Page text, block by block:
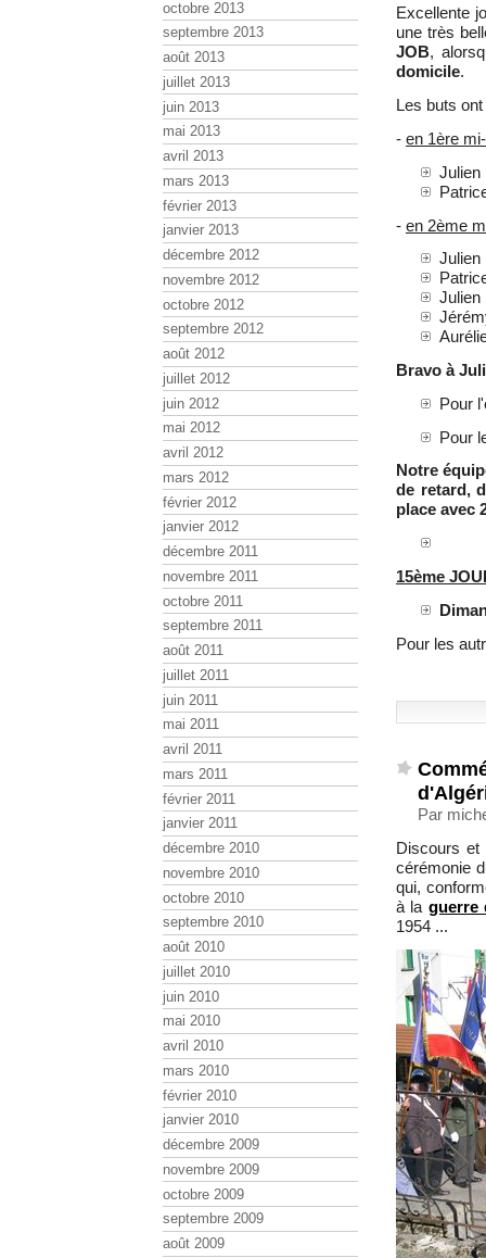
Excellente
une très
JOB,
domicile.
Les buts
- en 1ère
Julien
- en 2ème
Julien
Julien
Bravo à
Pour
Pour
Notre
de retard,
place avec
15ème
Pour les
Par
Discours
cérémonie
qui,
à la guerre
1954 ...
octobre 2013
septembre 2013
août 2013
juillet 2013
juin 2013
mai 2013
avril 2013
mars 2013
février 2013
janvier 2013
décembre 2012
novembre 2012
octobre 2012
septembre 2012
août 2012
juillet 2012
juin 2012
mai 2012
avril 2012
mars 2012
février 2012
janvier 2012
décembre 2011
novembre 2011
octobre 2011
septembre 2011
août 2011
juillet 2011
juin 2011
mai 2011
avril 2011
mars 2011
février 2011
janvier 2011
décembre 2010
novembre 2010
octobre 2010
septembre 2010
août 2010
juillet 2010
juin 2010
mai 2010
avril 2010
mars 2010
février 2010
janvier 2010
décembre 2009
novembre 2009
octobre 2009
septembre 2009
août 2009